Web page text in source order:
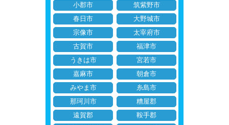
小郡市
筑紫野市
春日市
大野城市
宗像市
太宰府市
古賀市
福津市
うきは市
宮若市
嘉麻市
朝倉市
みやま市
糸島市
那珂川市
糟屋郡
遠賀郡
鞍手郡